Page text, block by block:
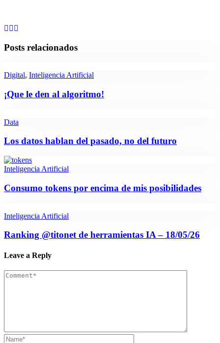
Posts relacionados
Digital, Inteligencia Artificial
¡Que le den al algoritmo!
Data
Los datos hablan del pasado, no del futuro
Inteligencia Artificial
Consumo tokens por encima de mis posibilidades
Inteligencia Artificial
Ranking @titonet de herramientas IA – 18/05/26
Leave a Reply